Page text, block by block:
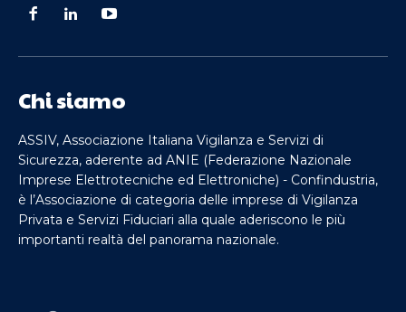
Chi siamo
ASSIV, Associazione Italiana Vigilanza e Servizi di
Sicurezza, aderente ad ANIE (Federazione Nazionale
Imprese Elettrotecniche ed Elettroniche) - Confindustria,
è l’Associazione di categoria delle imprese di Vigilanza
Privata e Servizi Fiduciari alla quale aderiscono le più
importanti realtà del panorama nazionale.